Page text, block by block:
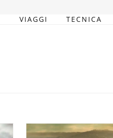
VIAGGI TECNICA